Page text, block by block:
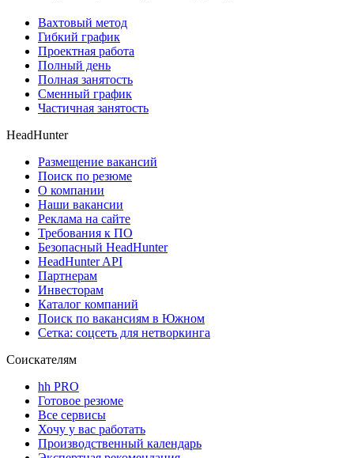
Вахтовый метод
Гибкий график
Проектная работа
Полный день
Полная занятость
Сменный график
Частичная занятость
HeadHunter
Размещение вакансий
Поиск по резюме
О компании
Наши вакансии
Реклама на сайте
Требования к ПО
Безопасный HeadHunter
HeadHunter API
Партнерам
Инвесторам
Каталог компаний
Поиск по вакансиям в Южном
Сетка: соцсеть для нетворкинга
Соискателям
hh PRO
Готовое резюме
Все сервисы
Хочу у вас работать
Производственный календарь